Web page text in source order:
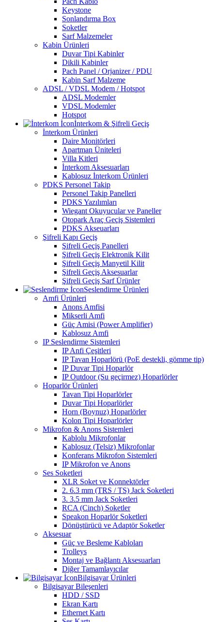
Keystone
Sonlandırma Box
Soketler
Sarf Malzemeler
Kabin Ürünleri
Duvar Tipi Kabinler
Dikili Kabinler
Pach Panel / Orjanizer / PDU
Kabin Sarf Malzeme
ADSL / VDSL Modem / Hotspot
ADSL Modemler
VDSL Modemler
Hotspot
İnterkom & Şifreli Geçiş
İnterkom Ürünleri
Daire Monitörleri
Apartman Üniteleri
Villa Kitleri
İnterkom Aksesuarları
Kablosuz İnterkom Ürünleri
PDKS Personel Takip
Personel Takip Panelleri
PDKS Yazılımları
Wiegant Okuyucular ve Paneller
Otopark Araç Geçiş Sistemleri
PDKS Akseuarları
Şifreli Kapı Geçiş
Şifreli Geçiş Panelleri
Şifreli Geçiş Elektronik Kilit
Şifreli Geçiş Manyetil Kilit
Şifreli Geçiş Aksesuarlar
Şifreli Geçiş Sarf Ürünler
Seslendirme Ürünleri
Amfi Ürünleri
Anons Amfisi
Mikserli Amfi
Güç Amisi (Power Amplifier)
Kablosuz Amfi
IP Seslendirme Sistemleri
IP Anfi Çeşitleri
IP Tavan Hoparlörü (PoE destekli, gömme tip)
IP Duvar Tipi Hoparlör
IP Outdoor (Su geçirmez) Hoparlörler
Hoparlör Ürünleri
Tavan Tipi Hoparlörler
Duvar Tipi Hoparlörler
Horn (Boynuz) Hoparlörler
Kolon Tipi Hoparlörler
Mikrofon & Anons Sistemleri
Kablolu Mikrofonlar
Kablosuz (Telsiz) Mikrofonlar
Konferans Mikrofon Sistemleri
IP Mikrofon ve Anons
Ses Soketleri
XLR Soket ve Konnektörler
2. 6.3 mm (TRS / TS) Jack Soketleri
3. 3.5 mm Jack Soketleri
RCA (Cinch) Soketler
Speakon Hoparlör Soketleri
Dönüştürücü ve Adaptör Soketler
Aksesuar
Güç ve Besleme Kabloları
Trolleys
Montaj ve Bağlantı Aksesuarları
Diğer Tamamlayıcılar
Bilgisayar Ürünleri
Bilgisayar Bileşenleri
HDD / SSD
Ekran Kartı
Ethernet Kartı